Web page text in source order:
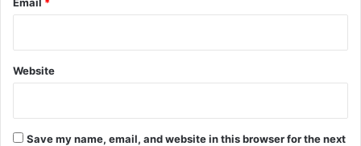
Website
Save my name, email, and website in this browser for the next